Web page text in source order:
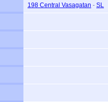
198 Central Vasagatan - SL